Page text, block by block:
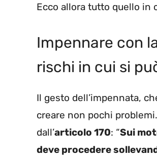
Ecco allora tutto quello in
Impennare con
rischi in cui si
Il gesto dell’impennata,
creare non pochi
dall’articolo 170: “Sui
deve procedere